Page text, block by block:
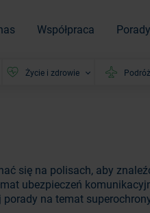
Współpraca Porady
Życie i zdrowie Podróż
się na polisach, aby
ubezpieczeń
na temat